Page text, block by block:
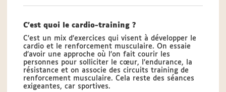
C’est quoi le cardio-training ?
C’est un mix d’exercices qui visent à développer le
cardio et le renforcement musculaire. On essaie
d’avoir une approche où l’on fait courir les
personnes pour solliciter le cœur, l’endurance, la
résistance et on associe des circuits training de
renforcement musculaire. Cela reste des séances
exigeantes, car sportives.